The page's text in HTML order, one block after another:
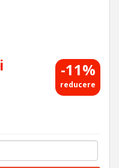
-11%
reducere